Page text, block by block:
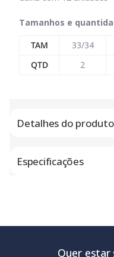
Tamanhos e
TAM
33/34
QTD
2
Detalhes do produto
Especificações
Quer estar